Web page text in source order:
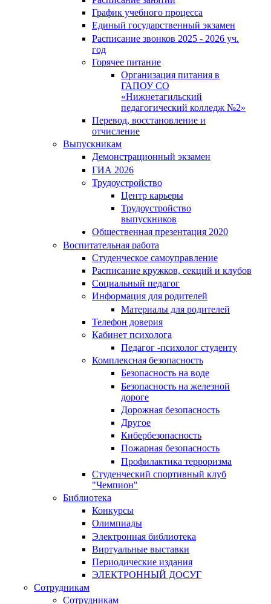
График учебного процесса
Единый государственный экзамен
Расписание звонков 2025 - 2026 уч.
год
Горячее питание
Организация питания в
ГАПОУ СО
«Нижнетагильский
педагогический колледж №2»
Перевод, восстановление и
отчисление
Выпускникам
Демонстрационный экзамен
ГИА 2026
Трудоустройство
Центр карьеры
Трудоустройство
выпускников
Общественная презентация 2020
Воспитательная работа
Студенческое самоуправление
Расписание кружков, секций и клубов
Социальный педагог
Информация для родителей
Материалы для родителей
Телефон доверия
Кабинет психолога
Педагог -психолог студенту
Комплексная безопасность
Безопасность на воде
Безопасность на железной
дороге
Дорожная безопасность
Другое
Кибербезопасность
Пожарная безопасность
Профилактика терроризма
Студенческий спортивный клуб
"Чемпион"
Библиотека
Конкурсы
Олимпиады
Электронная библиотека
Виртуальные выставки
Периодические издания
ЭЛЕКТРОННЫЙ ДОСУГ
Сотрудникам
Сотрудникам